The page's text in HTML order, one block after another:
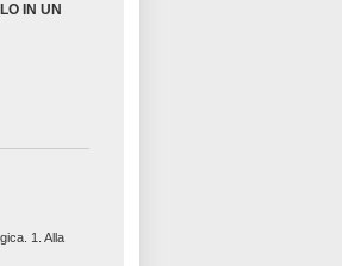
IN UN
1. Alla